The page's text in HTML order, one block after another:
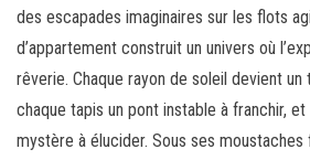
des escapades imaginaires sur les flots
d’appartement construit un univers où
rêverie. Chaque rayon de soleil devient un
chaque tapis un pont instable à franchir,
mystère à élucider. Sous ses